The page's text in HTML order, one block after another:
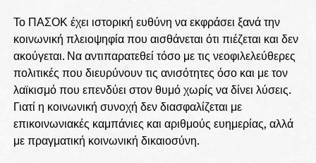
Το ΠΑΣΟΚ έχει ιστορική ευθύνη να εκφράσει ξανά την
κοινωνική πλειοψηφία που αισθάνεται ότι πιέζεται και δεν
ακούγεται. Να αντιπαρατεθεί τόσο με τις νεοφιλελεύθερες
πολιτικές που διευρύνουν τις ανισότητες όσο και με τον
λαϊκισμό που επενδύει στον θυμό χωρίς να δίνει λύσεις.
Γιατί η κοινωνική συνοχή δεν διασφαλίζεται με
επικοινωνιακές καμπάνιες και αριθμούς ευημερίας, αλλά
με πραγματική κοινωνική δικαιοσύνη.